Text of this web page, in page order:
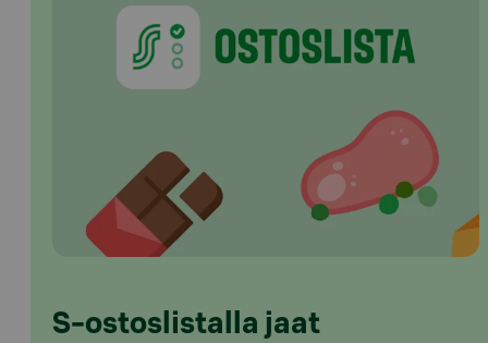
S-ostoslistalla jaat